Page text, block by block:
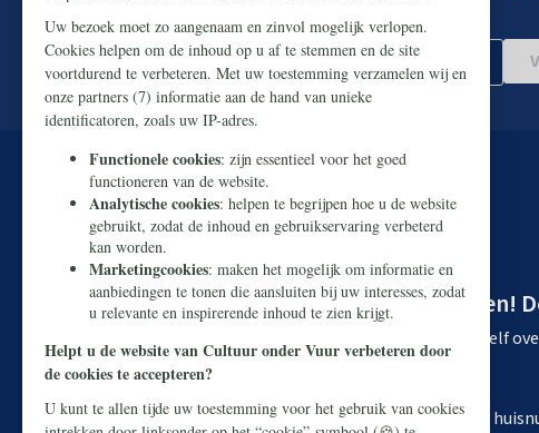
Zorg dat u geen enkel belangrijk artikel mist.
U kunt onze Nederlandse cultuur redden!
. Wilt u liever zelf
Rekeningnummer:
O.v.v. Webdonatie Cultuur onder Vuur + uw postcode en